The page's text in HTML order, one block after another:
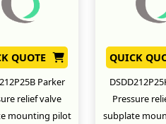
QUOTE
Parker
relief valve
mounting pilot
QUICK
Pressure
subplate